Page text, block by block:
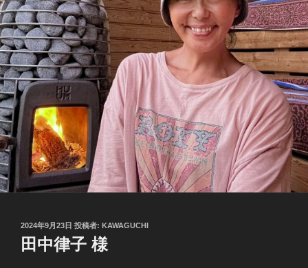
投
稿
日:
2024年9月23日 投稿者: KAWAGUCHI
田中律子 様